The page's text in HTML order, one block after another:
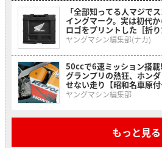
「全部知ってる人マジで
イングマーク。実は初代
ロゴをプリントした［折
ホンダウィングヒストリー
ヤングマシン編集部(ナカ)
50ccで6速ミッション搭
グランプリの熱狂、ホン
せない走り【昭和名車原付
ヤングマシン編集部
もっと見る